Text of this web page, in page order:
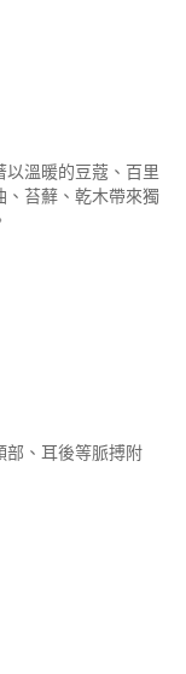
溫暖的豆蔻、百里
、苔蘚、乾木帶來獨
部、耳後等脈搏附